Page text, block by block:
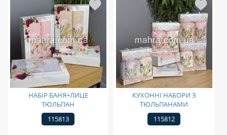
НАБІР БАНЯ+ЛИЦЕ
ТЮЛЬПАН
115813
КУХОННІ НАБОРИ З
ТЮЛЬПАНАМИ
115812